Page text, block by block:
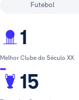
Futebol
1
Melhor Clube do Século XX
15